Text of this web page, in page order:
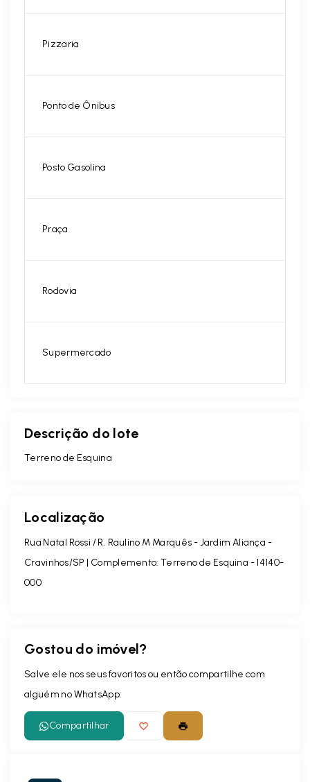
Pizzaria
Ponto de Ônibus
Posto Gasolina
Praça
Rodovia
Supermercado
Descrição do lote
Terreno de Esquina
Localização
Rua Natal Rossi / R. Raulino M Marquês - Jardim Aliança -
Cravinhos/SP | Complemento: Terreno de Esquina - 14140-
000
Gostou do imóvel?
Salve ele nos seus favoritos ou então compartilhe com
alguém no WhatsApp:
Compartilhar